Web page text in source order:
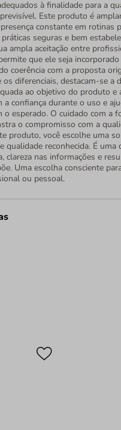
à finalidade para a
Este produto é
constante em rotinas
seguras e bem
ampla aceitação entre
que ele seja
coerência com a proposta
diferenciais, destacam-se a
ao objetivo do produto e
a confiança durante o uso e
o esperado. O cuidado com a
o compromisso com a
produto, você escolhe uma
qualidade reconhecida. É uma
clareza nas informações e
Uma escolha consciente
ou pessoal.